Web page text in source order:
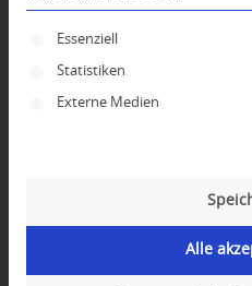
Dein Kommentar
An Diskussion beteiligen?
Hinterlassen Sie uns Ihren
Es folgt eine Liste der
Essenziell
Statistiken
Externe Medien
Alle